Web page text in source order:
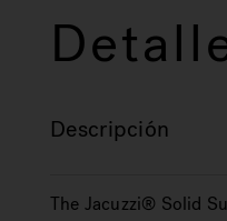
Descripción
The Jacuzzi® Solid